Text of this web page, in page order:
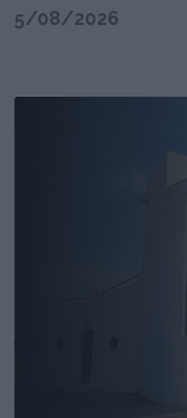
5/08/2026